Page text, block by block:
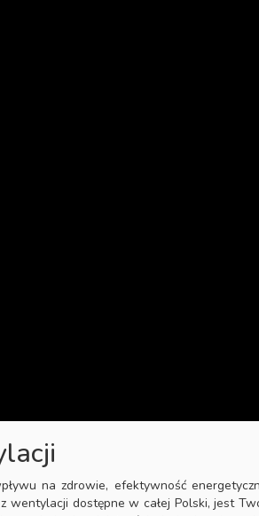
na zdrowie, efektywność
dostępne w całej Polski, jest